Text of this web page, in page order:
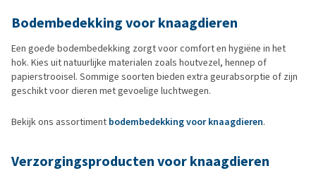
Bodembedekking voor knaagdieren
Een goede bodembedekking zorgt voor comfort en hygiëne in het
hok. Kies uit natuurlijke materialen zoals houtvezel, hennep of
papierstrooisel. Sommige soorten bieden extra geurabsorptie of zijn
geschikt voor dieren met gevoelige luchtwegen.
Bekijk ons assortiment bodembedekking voor knaagdieren.
Verzorgingsproducten voor knaagdieren